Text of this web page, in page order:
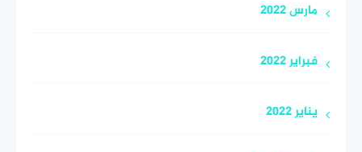
مارس 2022
فبراير 2022
يناير 2022